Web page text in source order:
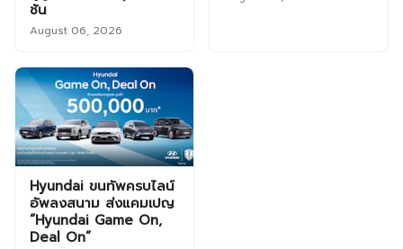
ชัน
August 06, 2026
Hyundai ขนทัพครบไลน์
อัพลงสนาม ส่งแคมเปญ
“Hyundai Game On,
Deal On”